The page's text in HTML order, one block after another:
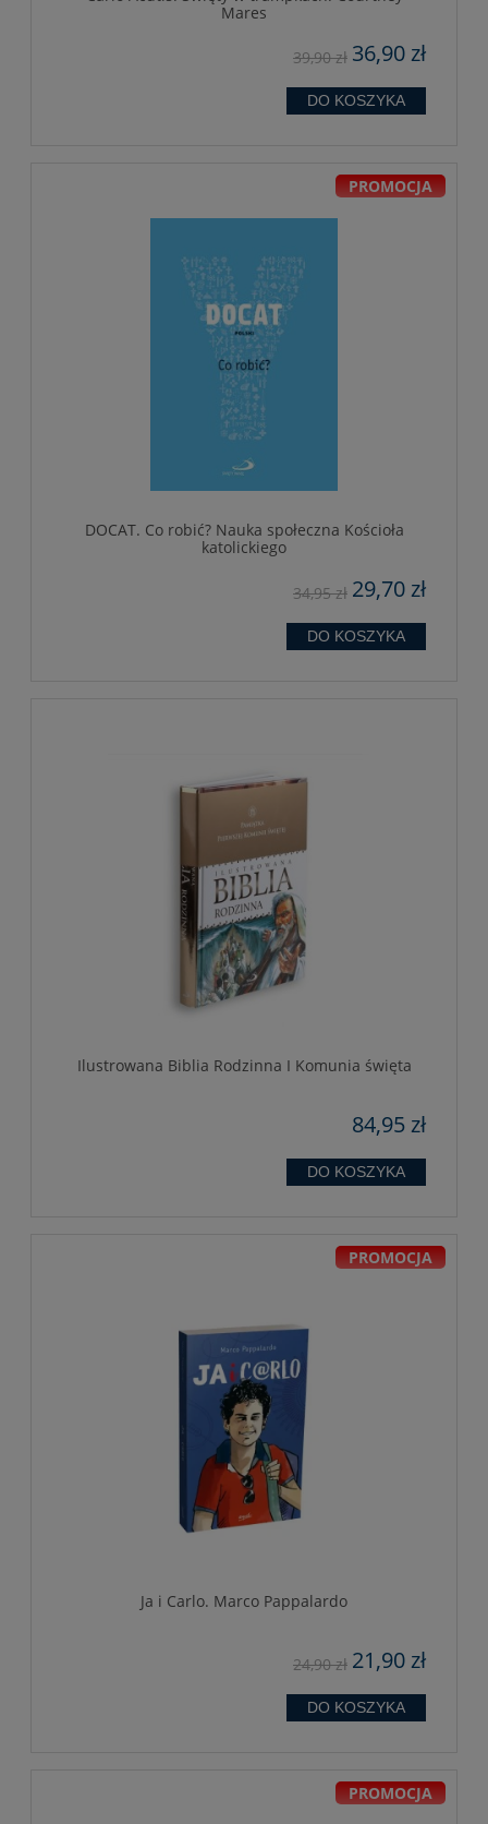
Mares
36,90 zł
39,90 zł
DO KOSZYKA
DOCAT. Co robić? Nauka społeczna Kościoła
katolickiego
29,70 zł
34,95 zł
DO KOSZYKA
PROMOCJA
Ilustrowana Biblia Rodzinna I Komunia święta
84,95 zł
DO KOSZYKA
Ja i Carlo. Marco Pappalardo
21,90 zł
24,90 zł
DO KOSZYKA
PROMOCJA
PROMOCJA